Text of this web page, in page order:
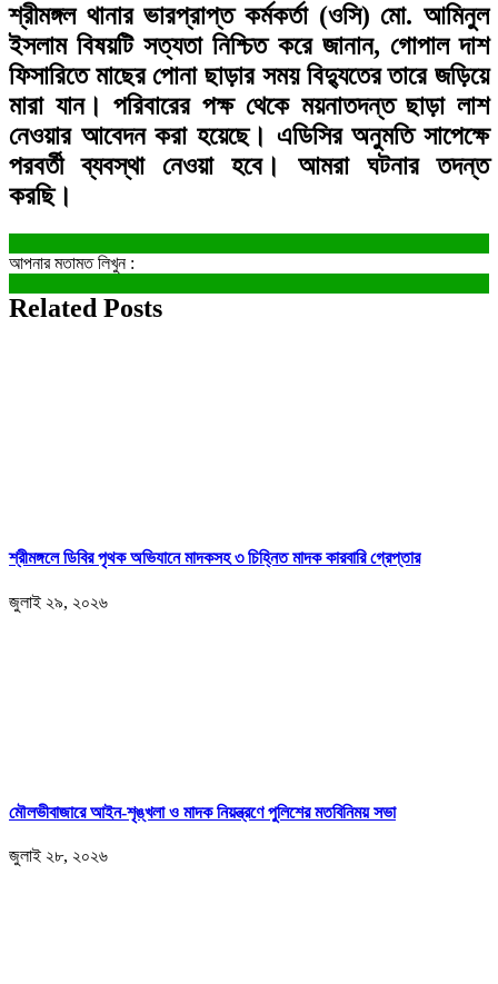
শ্রীমঙ্গল থানার ভারপ্রাপ্ত কর্মকর্তা (ওসি) মো. আমিনুল
ইসলাম বিষয়টি সত্যতা নিশ্চিত করে জানান, গোপাল দাশ
ফিসারিতে মাছের পোনা ছাড়ার সময় বিদ্যুতের তারে জড়িয়ে
মারা যান। পরিবারের পক্ষ থেকে ময়নাতদন্ত ছাড়া লাশ
নেওয়ার আবেদন করা হয়েছে। এডিসির অনুমতি সাপেক্ষে
পরবর্তী ব্যবস্থা নেওয়া হবে। আমরা ঘটনার তদন্ত
করছি।
আপনার মতামত লিখুন :
Related Posts
শ্রীমঙ্গলে ডিবির পৃথক অভিযানে মাদকসহ ৩ চিহ্নিত মাদক কারবারি গ্রেপ্তার
জুলাই ২৯, ২০২৬
মৌলভীবাজারে আইন-শৃঙ্খলা ও মাদক নিয়ন্ত্রণে পুলিশের মতবিনিময় সভা
জুলাই ২৮, ২০২৬